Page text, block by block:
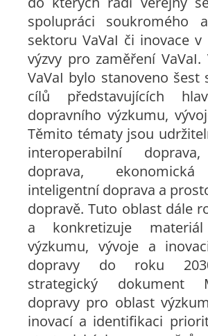
spolupráci soukromého
sektoru VaVaI či inovace
výzvy pro zaměření
VaVaI bylo stanoveno šest
cílů představujících
dopravního výzkumu,
Těmito tématy jsou
interoperabilní
doprava,
inteligentní doprava a
dopravě. Tuto oblast dále
a konkretizuje materiál
výzkumu, vývoje a
dopravy do roku
strategický dokument
dopravy pro oblast
inovací a identifikaci